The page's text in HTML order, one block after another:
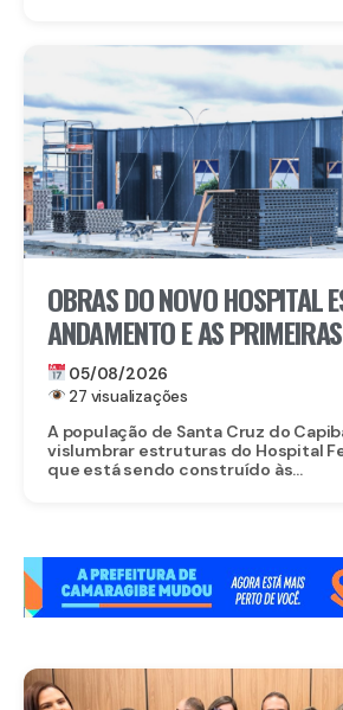
OBRAS DO NOVO HOSPITAL
ANDAMENTO E AS
ESTÃO SENDO ERGUIDAS
05/08/2026
27 visualizações
A população de Santa Cruz do
vislumbrar estruturas do Hospital
que está sendo construído às...